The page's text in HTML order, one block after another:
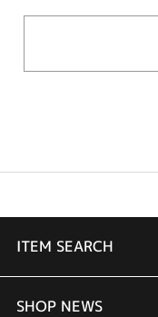
ITEM SEARCH
婚約指輪
SHOP NEWS